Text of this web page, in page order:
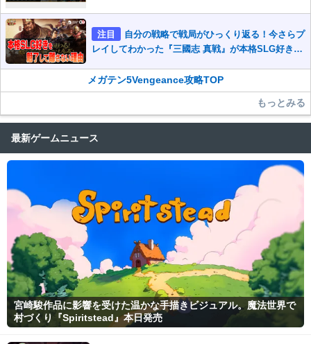
注目
自分の戦略で戦局がひっくり返る！今さらプ
レイしてわかった『三國志 真戦』が本格SLG好きを
メガテン5Vengeance攻略TOP
もっとみる
最新ゲームニュース
宮崎駿作品に影響を受けた温かな手描きビジュアル。魔法世界で
村づくり『Spiritstead』本日発売